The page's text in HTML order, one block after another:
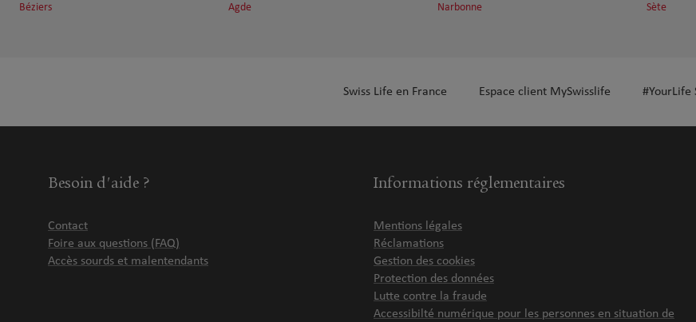
8 Laurent Roger
Route Grand Cap
Voir plus
Béziers Agde Narbonne Sète
Swiss Life en France Espace client MySwisslife #YourLife
Besoin d'aide ?
Contact
Foire aux questions (FAQ)
Accès sourds et malentendants
Informations réglementaires
Mentions légales
Réclamations
Gestion des cookies
Protection des données
Lutte contre la fraude
Accessibilté numérique pour les personnes en situation de